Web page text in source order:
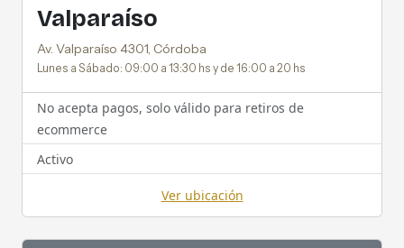
Valparaíso
Av. Valparaíso 4301, Córdoba
Lunes a Sábado: 09:00 a 13:30 hs y de 16:00 a 20 hs
No acepta pagos, solo válido para retiros de
ecommerce
Activo
Ver ubicación